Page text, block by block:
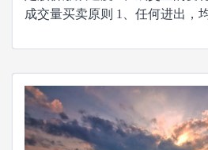
成交量买卖原则 1、任何进出，